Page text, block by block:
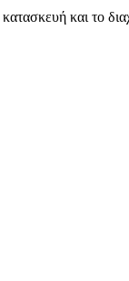
και το